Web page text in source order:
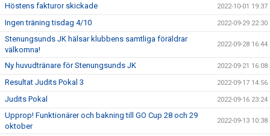
Höstens fakturor skickade 2022-10-01 19:37
Ingen träning tisdag 4/10 2022-09-29 22:30
Stenungsunds JK hälsar klubbens samtliga föräldrar
välkomna!
2022-09-28 16:44
Ny huvudtränare för Stenungsunds JK 2022-09-21 16:08
Resultat Judits Pokal 3 2022-09-17 14:56
Judits Pokal 2022-09-16 23:24
Upprop! Funktionärer och bakning till GO Cup 28 och 29
oktober
2022-09-13 10:38